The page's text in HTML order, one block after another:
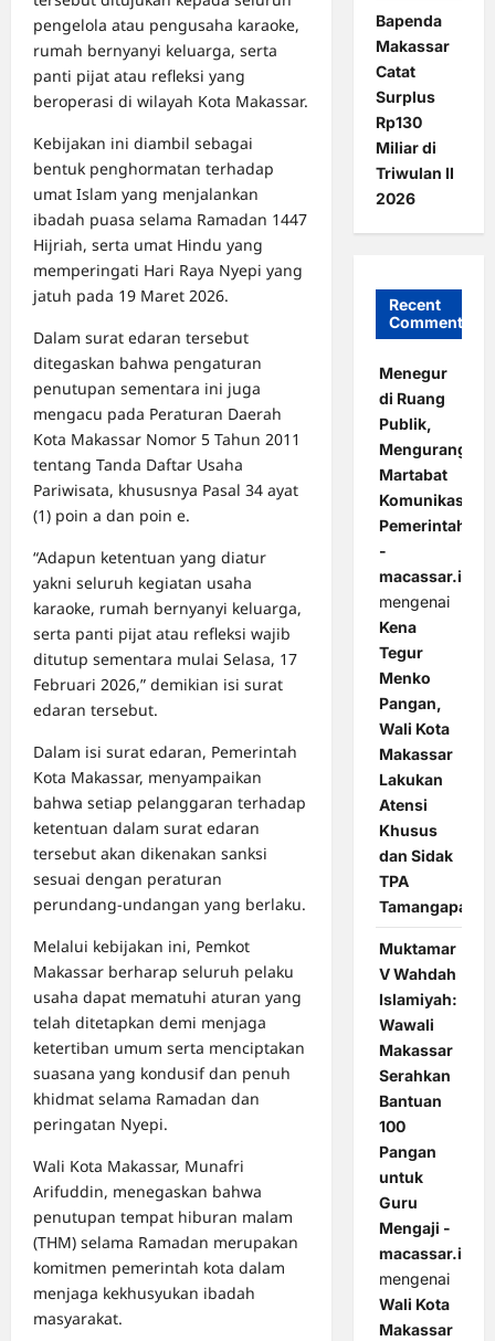
pengelola atau pengusaha karaoke,
rumah bernyanyi keluarga, serta
panti pijat atau refleksi yang
beroperasi di wilayah Kota Makassar.
Kebijakan ini diambil sebagai
bentuk penghormatan terhadap
umat Islam yang menjalankan
ibadah puasa selama Ramadan 1447
Hijriah, serta umat Hindu yang
memperingati Hari Raya Nyepi yang
jatuh pada 19 Maret 2026.
Dalam surat edaran tersebut
ditegaskan bahwa pengaturan
penutupan sementara ini juga
mengacu pada Peraturan Daerah
Kota Makassar Nomor 5 Tahun 2011
tentang Tanda Daftar Usaha
Pariwisata, khususnya Pasal 34 ayat
(1) poin a dan poin e.
“Adapun ketentuan yang diatur
yakni seluruh kegiatan usaha
karaoke, rumah bernyanyi keluarga,
serta panti pijat atau refleksi wajib
ditutup sementara mulai Selasa, 17
Februari 2026,” demikian isi surat
edaran tersebut.
Dalam isi surat edaran, Pemerintah
Kota Makassar, menyampaikan
bahwa setiap pelanggaran terhadap
ketentuan dalam surat edaran
tersebut akan dikenakan sanksi
sesuai dengan peraturan
perundang-undangan yang berlaku.
Melalui kebijakan ini, Pemkot
Makassar berharap seluruh pelaku
usaha dapat mematuhi aturan yang
telah ditetapkan demi menjaga
ketertiban umum serta menciptakan
suasana yang kondusif dan penuh
khidmat selama Ramadan dan
peringatan Nyepi.
Wali Kota Makassar, Munafri
Arifuddin, menegaskan bahwa
penutupan tempat hiburan malam
(THM) selama Ramadan merupakan
komitmen pemerintah kota dalam
menjaga kekhusyukan ibadah
masyarakat.
Bapenda
Makassar
Catat
Surplus
Rp130
Miliar di
Triwulan II
2026
Recent
Comments
Menegur
di Ruang
Publik,
Mengurangi
Martabat
Komunikasi
Pemerintahan
-
macassar.id
mengenai
Kena
Tegur
Menko
Pangan,
Wali Kota
Makassar
Lakukan
Atensi
Khusus
dan Sidak
TPA
Tamangapa
Muktamar
V Wahdah
Islamiyah:
Wawali
Makassar
Serahkan
Bantuan
100
Pangan
untuk
Guru
Mengaji -
macassar.id
mengenai
Wali Kota
Makassar